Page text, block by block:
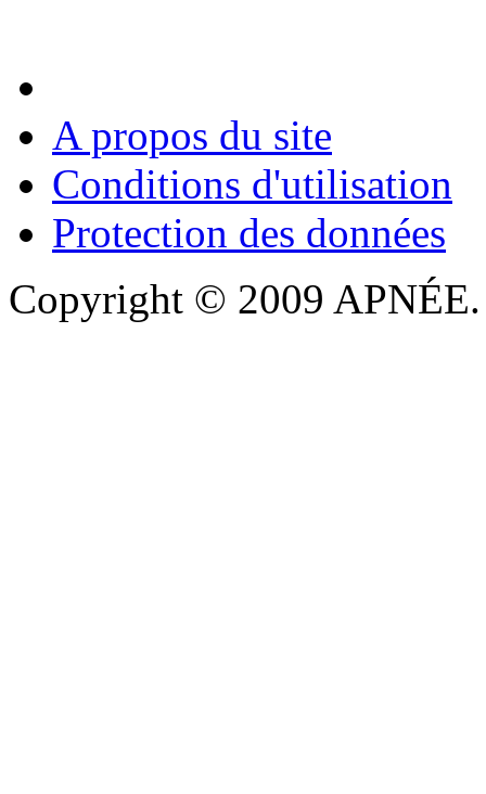
A propos du site
Conditions d'utilisation
Protection des données
Copyright © 2009 APNÉE.